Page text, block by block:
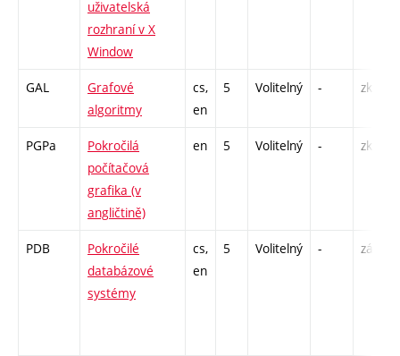
uživatelská
rozhraní v X
Window
GAL
Grafové
algoritmy
cs,
en
5 Volitelný - zk
PGPa
Pokročilá
počítačová
grafika (v
angličtině)
en 5 Volitelný - zk
PDB
Pokročilé
databázové
systémy
cs,
en
5 Volitelný - zá,zk